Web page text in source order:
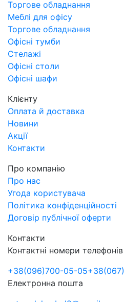
Торгове обладнання
Меблі для офісу
Торгове обладнання
Офісні тумби
Стелажі
Офісні столи
Офісні шафи
Клієнту
Оплата й доставка
Новини
Акції
Контакти
Про компанію
Про нас
Угода користувача
Політика конфіденційності
Договір публічної оферти
Контакти
Контактні номери телефонів
+38(096)700-05-05+38(067)
Електронна пошта